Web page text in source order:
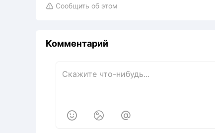
 Сообщить об этом
Комментарий
  